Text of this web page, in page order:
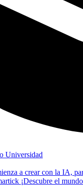
Universidad
a crear con la IA,
¡Descubre el